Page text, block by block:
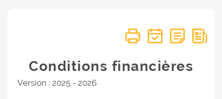
Conditions financières
Version : 2025 - 2026